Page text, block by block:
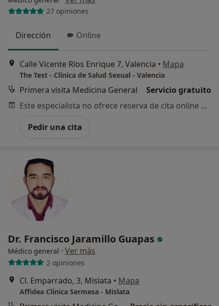
27 opiniones
Dirección Online
Calle Vicente Ríos Enrique 7, Valencia • Mapa
The Test - Clínica de Salud Sexual - Valencia
Primera visita Medicina General
Servicio gratuito
Este especialista no ofrece reserva de cita online en esta dirección.
Pedir una cita
Dr. Francisco Jaramillo Guapas
Médico general · Ver más
2 opiniones
Cl. Emparrado, 3, Mislata • Mapa
Affidea Clínica Sermesa - Mislata